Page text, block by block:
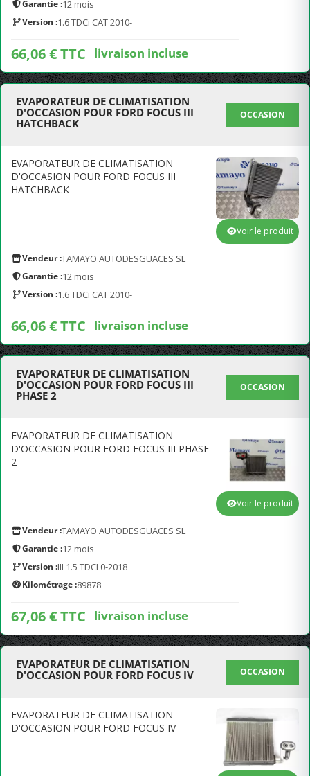
Garantie :12 mois
Version :1.6 TDCi CAT 2010-
66,06 € TTC livraison incluse
EVAPORATEUR DE CLIMATISATION
D'OCCASION POUR FORD FOCUS III
HATCHBACK
OCCASION
EVAPORATEUR DE CLIMATISATION
D'OCCASION POUR FORD FOCUS III
HATCHBACK
Vendeur :TAMAYO AUTODESGUACES SL
Garantie :12 mois
Version :1.6 TDCi CAT 2010-
66,06 € TTC livraison incluse
Voir le produit
EVAPORATEUR DE CLIMATISATION
D'OCCASION POUR FORD FOCUS III
PHASE 2
OCCASION
EVAPORATEUR DE CLIMATISATION
D'OCCASION POUR FORD FOCUS III PHASE
2
Vendeur :TAMAYO AUTODESGUACES SL
Garantie :12 mois
Version :III 1.5 TDCI 0-2018
Kilométrage :89878
67,06 € TTC livraison incluse
Voir le produit
EVAPORATEUR DE CLIMATISATION
D'OCCASION POUR FORD FOCUS IV
OCCASION
EVAPORATEUR DE CLIMATISATION
D'OCCASION POUR FORD FOCUS IV